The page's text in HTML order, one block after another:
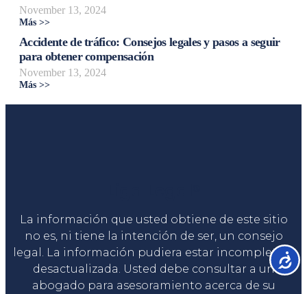
November 13, 2024
Más >>
Accidente de tráfico: Consejos legales y pasos a seguir
para obtener compensación
November 13, 2024
Más >>
La información que usted obtiene de este sitio
no es, ni tiene la intención de ser, un consejo
legal. La información pudiera estar incompleta o
desactualizada. Usted debe consultar a un
abogado para asesoramiento acerca de su